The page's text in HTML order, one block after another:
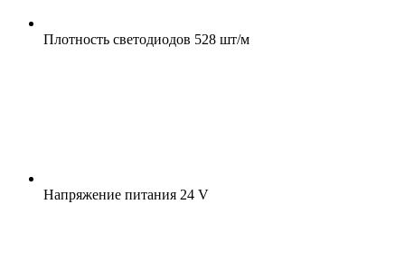
Плотность светодиодов 528 шт/м
Напряжение питания 24 V